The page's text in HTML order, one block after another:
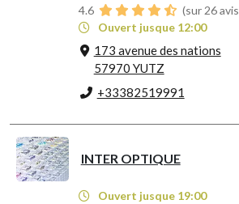
4.6
(sur 26
Ouvert jusque 12:00
173 avenue des nations
57970 YUTZ
+33382519991
INTER OPTIQUE
Ouvert jusque 19:00